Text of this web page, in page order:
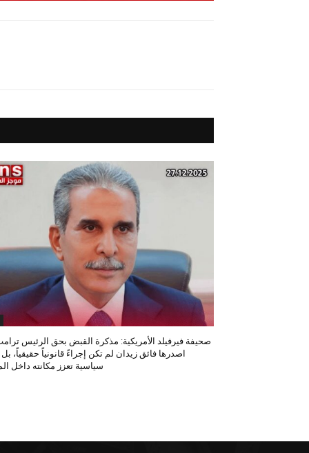
صحيفة فيرفيلد الأمريكية: مذكرة القبض بحق الرئيس
اصدرها فائق زيدان لم تكن إجراءً قانونياً حقيقياً،
سياسية تعزز مكانته داخل